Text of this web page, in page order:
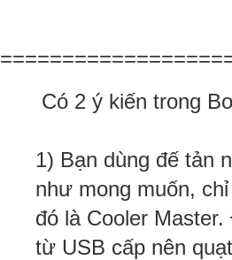
Có 2 ý kiến trong
1) Bạn dùng đế tản
như mong muốn,
đó là Cooler
từ USB cấp nên